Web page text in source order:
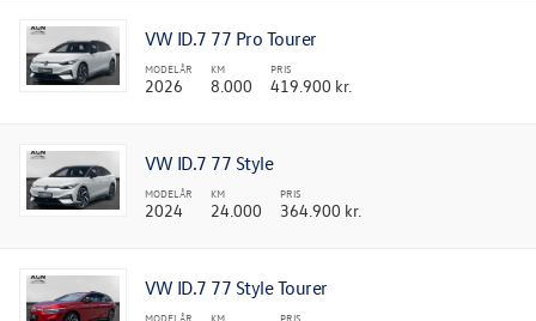
VW ID.7 77 Pro Tourer
MODELÅR
2026
KM
8.000
PRIS
419.900 kr.
VW ID.7 77 Style
MODELÅR
2024
KM
24.000
PRIS
364.900 kr.
VW ID.7 77 Style Tourer
MODELÅR KM PRIS